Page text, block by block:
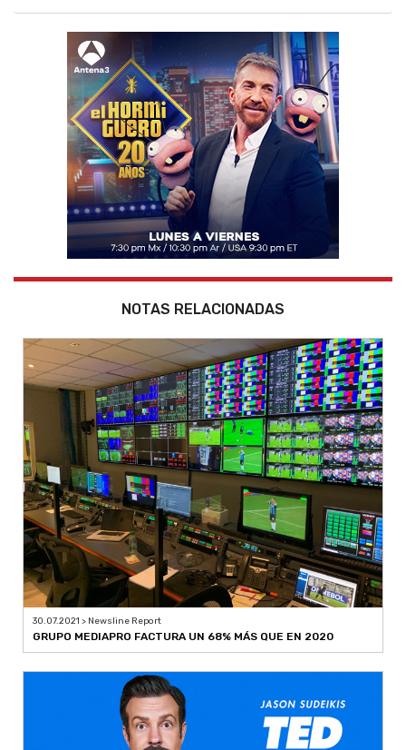
NOTAS RELACIONADAS
30.07.2021 > Newsline Report
GRUPO MEDIAPRO FACTURA UN 68% MÁS QUE EN 2020